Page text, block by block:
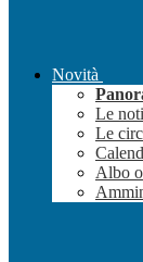
Novità
Le
Le
Albo